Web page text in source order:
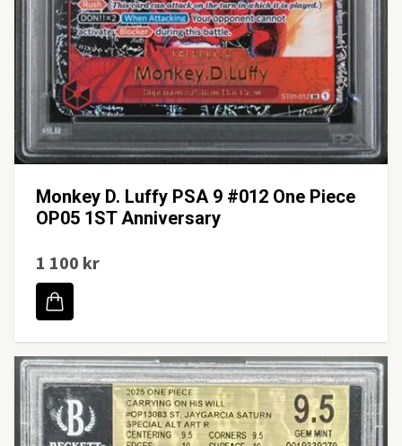
Monkey D. Luffy PSA 9 #012 One Piece
OP05 1ST Anniversary
1 100 kr